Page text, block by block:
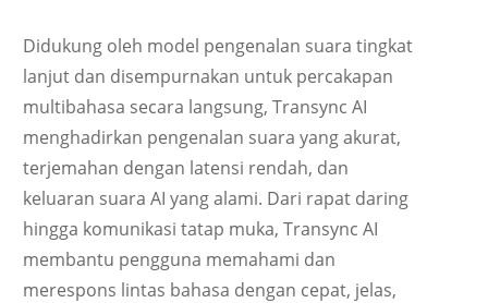
Didukung oleh model pengenalan suara tingkat
lanjut dan disempurnakan untuk percakapan
multibahasa secara langsung, Transync AI
menghadirkan pengenalan suara yang akurat,
terjemahan dengan latensi rendah, dan
keluaran suara AI yang alami. Dari rapat daring
hingga komunikasi tatap muka, Transync AI
membantu pengguna memahami dan
merespons lintas bahasa dengan cepat, jelas,
Українська